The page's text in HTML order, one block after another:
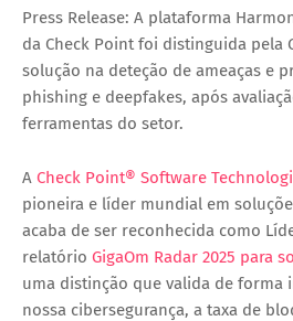
Press Release: A plataforma
da Check Point foi distinguida pela
solução na deteção de ameaças e
phishing e deepfakes, após
ferramentas do setor.
A Check Point® Software
pioneira e líder mundial em
acaba de ser reconhecida como
relatório GigaOm Radar 2025 para
uma distinção que valida de forma
nossa cibersegurança, a taxa de